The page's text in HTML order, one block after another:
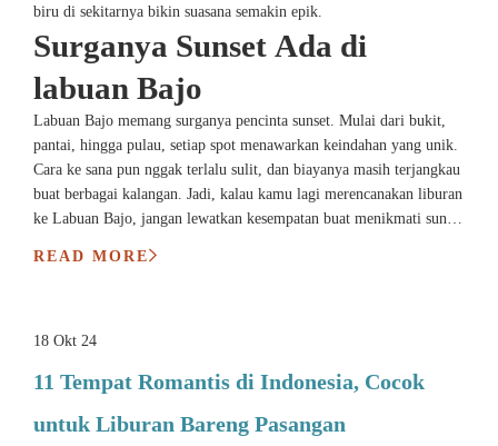
biru di sekitarnya bikin suasana semakin epik.
Surganya Sunset Ada di
labuan Bajo
Labuan Bajo memang surganya pencinta sunset. Mulai dari bukit,
pantai, hingga pulau, setiap spot menawarkan keindahan yang unik.
Cara ke sana pun nggak terlalu sulit, dan biayanya masih terjangkau
buat berbagai kalangan. Jadi, kalau kamu lagi merencanakan liburan
ke Labuan Bajo, jangan lewatkan kesempatan buat menikmati sunset
saat matahari tenggelam di balik horizon!
READ MORE
18 Okt 24
11 Tempat Romantis di Indonesia, Cocok
untuk Liburan Bareng Pasangan